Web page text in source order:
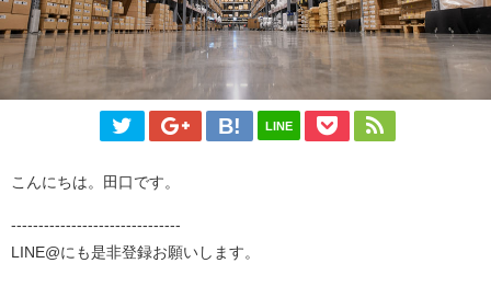
LINE
こんにちは。田口です。
-------------------------------
LINE@にも是非登録お願いします。